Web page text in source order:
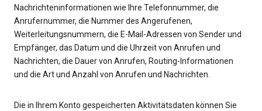
Nachrichteninformationen wie Ihre Telefonnummer, die
Anrufernummer, die Nummer des Angerufenen,
Weiterleitungsnummern, die E-Mail-Adressen von Sender und
Empfänger, das Datum und die Uhrzeit von Anrufen und
Nachrichten, die Dauer von Anrufen, Routing-Informationen
und die Art und Anzahl von Anrufen und Nachrichten.
Die in Ihrem Konto gespeicherten Aktivitätsdaten können Sie